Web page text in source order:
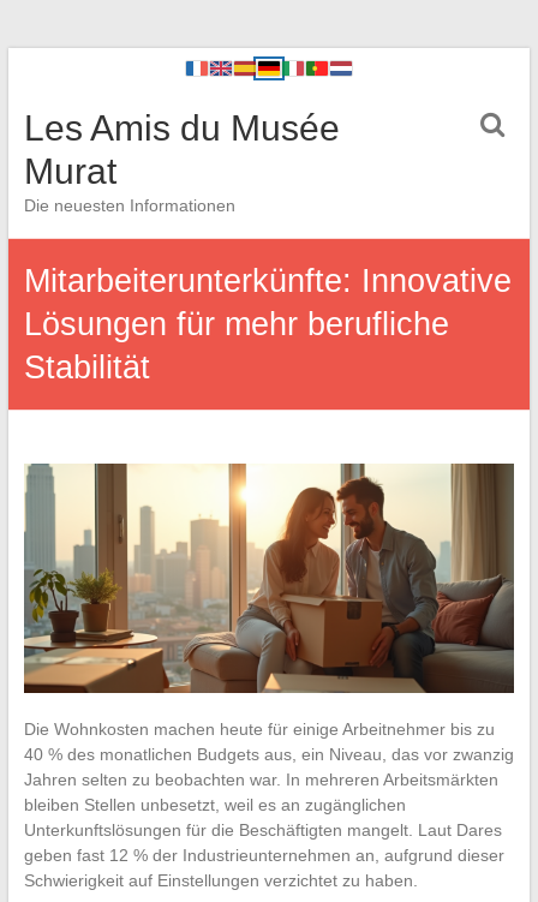
Les Amis du Musée
Murat
Die neuesten Informationen
Mitarbeiterunterkünfte: Innovative
Lösungen für mehr berufliche
Stabilität
Die Wohnkosten machen heute für einige Arbeitnehmer bis zu
40 % des monatlichen Budgets aus, ein Niveau, das vor zwanzig
Jahren selten zu beobachten war. In mehreren Arbeitsmärkten
bleiben Stellen unbesetzt, weil es an zugänglichen
Unterkunftslösungen für die Beschäftigten mangelt. Laut Dares
geben fast 12 % der Industrieunternehmen an, aufgrund dieser
Schwierigkeit auf Einstellungen verzichtet zu haben.